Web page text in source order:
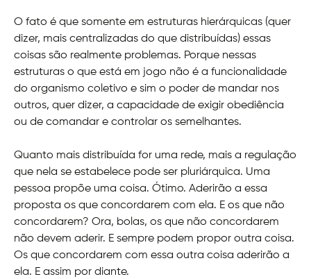
O fato é que somente em estruturas hierárquicas (quer
dizer, mais centralizadas do que distribuídas) essas
coisas são realmente problemas. Porque nessas
estruturas o que está em jogo não é a funcionalidade
do organismo coletivo e sim o poder de mandar nos
outros, quer dizer, a capacidade de exigir obediência
ou de comandar e controlar os semelhantes.
Quanto mais distribuída for uma rede, mais a regulação
que nela se estabelece pode ser pluriárquica. Uma
pessoa propõe uma coisa. Ótimo. Aderirão a essa
proposta os que concordarem com ela. E os que não
concordarem? Ora, bolas, os que não concordarem
não devem aderir. E sempre podem propor outra coisa.
Os que concordarem com essa outra coisa aderirão a
ela. E assim por diante.